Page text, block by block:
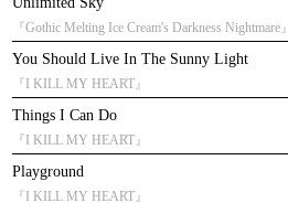
『Gothic Melting Ice Cream's Darkness Nightmare』
You Should Live In The Sunny Light
『I KILL MY HEART』
Things I Can Do
『I KILL MY HEART』
Playground
『I KILL MY HEART』